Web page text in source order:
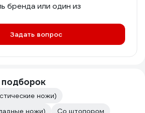
бренда или один из
Задать вопрос
подборок
ножи)
ножи)
Со штопором